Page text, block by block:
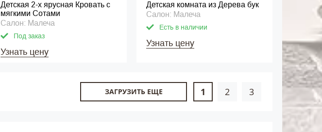
Детская 2-х ярусная Кровать с
мягкими Сотами
Салон: Малеча
Под заказ
Узнать цену
Детская комната из Дерева бук
Салон: Малеча
Есть в наличии
Узнать цену
1 2 3
ЗАГРУЗИТЬ ЕЩЕ